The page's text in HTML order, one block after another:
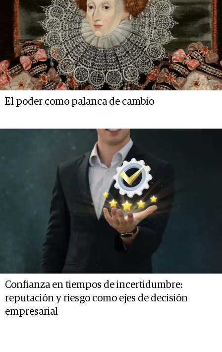
El poder como palanca de cambio
Confianza en tiempos de incertidumbre:
reputación y riesgo como ejes de decisión
empresarial